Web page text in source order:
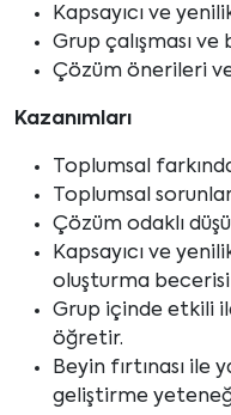
Kapsayıcı ve
Grup çalışması ve
Çözüm önerileri
Kazanımları
Toplumsal
Toplumsal
Çözüm odaklı
Kapsayıcı ve
oluşturma becerisi
Grup içinde etkili
öğretir.
Beyin fırtınası ile
geliştirme